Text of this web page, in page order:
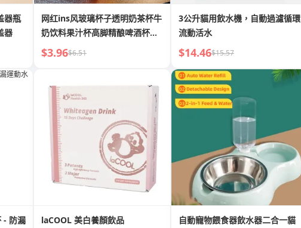
器瓶
器
网红ins风玻璃杯子透明奶茶杯牛
奶饮料果汁杯高脚精酿啤酒杯北
欧
$3.96$6.51
3公升貓用飲水機，自動過濾循環
流動活水
$14.46$15.57
- 防漏
laCOOL 美白養顏飲品
自動寵物餵食器飲水器二合一貓